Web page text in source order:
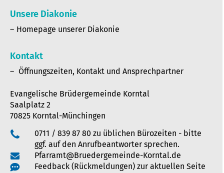
Unsere Diakonie
Homepage unserer Diakonie
Kontakt
Öffnungszeiten, Kontakt und Ansprechpartner
Evangelische Brüdergemeinde Korntal
Saalplatz 2
70825 Korntal-Münchingen
0711 / 839 87 80 zu üblichen Bürozeiten - bitte
ggf. auf den Anrufbeantworter sprechen.
Pfarramt@Bruedergemeinde-Korntal.de
Feedback (Rückmeldungen) zur aktuellen Seite